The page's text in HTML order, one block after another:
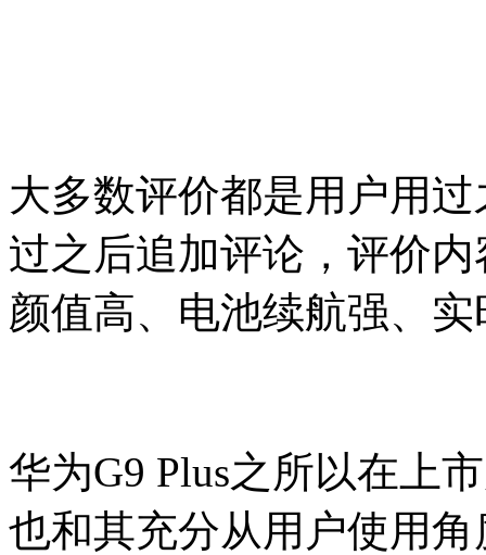
大多数评价都是用户用
过之后追加评论，评价
颜值高、电池续航强、
华为G9 Plus之所以在上
也和其充分从用户使用